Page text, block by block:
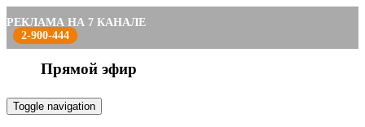
РЕКЛАМА НА 7 КАНАЛЕ
2-900-444
Прямой эфир
Toggle navigation